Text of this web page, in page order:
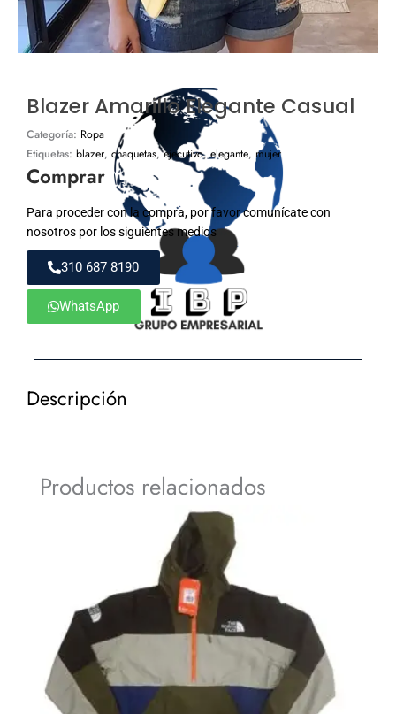
Blazer Amarillo Elegante Casual
Categoría: Ropa
Etiquetas: blazer, chaquetas,ejecutivo,elegante, mujer
Comprar
Para proceder con la compra, por favor comunícate con
nosotros por los siguientes medios
310 687 8190
WhatsApp
Descripción
Productos relacionados